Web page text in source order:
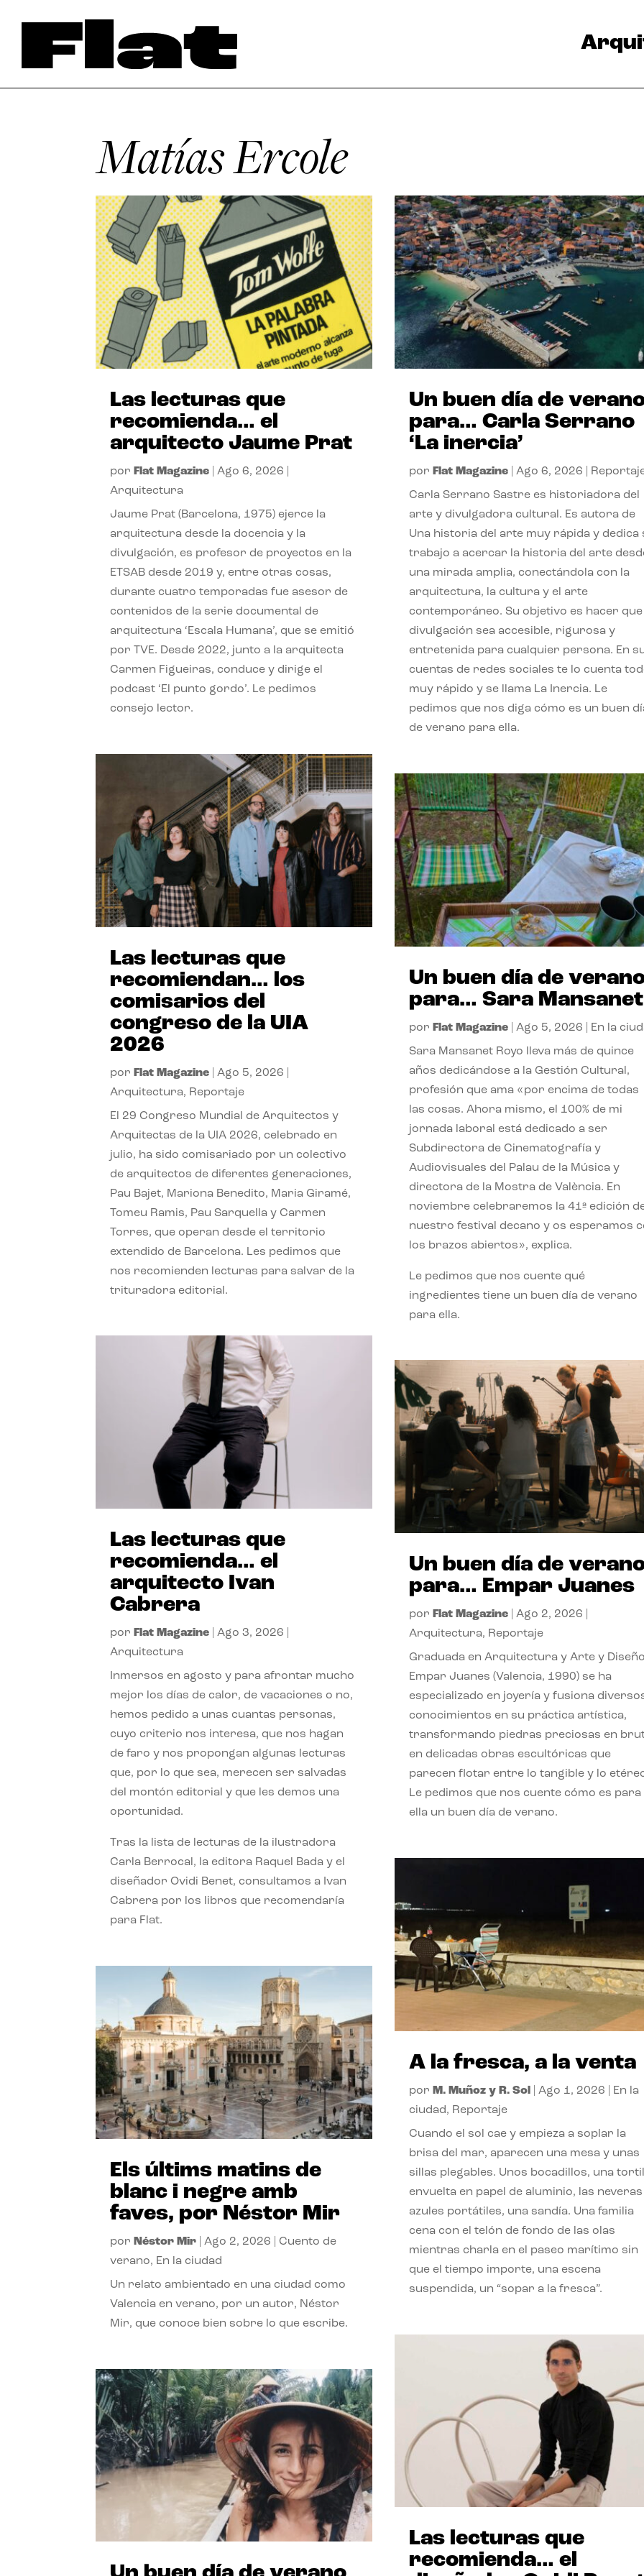
Matías Ercole
Las lecturas que
recomienda… el
arquitecto Jaume Prat
por Flat Magazine |Ago 6, 2026
Arquitectura
Jaume Prat (Barcelona, 1975) ejerce la
arquitectura desde la docencia y la
divulgación, es profesor de proyectos en la
ETSAB desde 2019 y, entre otras cosas,
durante cuatro temporadas fue asesor de
contenidos de la serie documental de
arquitectura ‘Escala Humana’, que se emitió
por TVE. Desde 2022, junto a la arquitecta
Carmen Figueiras, conduce y dirige el
podcast ‘El punto gordo’. Le pedimos
consejo lector.
Las lecturas que
recomiendan… los
comisarios del
congreso de la UIA
2026
por Flat Magazine |Ago 5, 2026
Arquitectura, Reportaje
El 29 Congreso Mundial de Arquitectos y
Arquitectas de la UIA 2026, celebrado en
julio, ha sido comisariado por un colectivo
de arquitectos de diferentes generaciones,
Pau Bajet, Mariona Benedito, Maria Giramé,
Tomeu Ramis, Pau Sarquella y Carmen
Torres, que operan desde el territorio
extendido de Barcelona. Les pedimos que
nos recomienden lecturas para salvar de la
trituradora editorial.
Las lecturas que
recomienda… el
arquitecto Ivan
Cabrera
por Flat Magazine |Ago 3, 2026
Arquitectura
Inmersos en agosto y para afrontar mucho
mejor los días de calor, de vacaciones o no,
hemos pedido a unas cuantas personas,
cuyo criterio nos interesa, que nos hagan
de faro y nos propongan algunas lecturas
que, por lo que sea, merecen ser salvadas
del montón editorial y que les demos una
oportunidad.
Tras la lista de lecturas de la ilustradora
Carla Berrocal, la editora Raquel Bada y el
diseñador Ovidi Benet, consultamos a Ivan
Cabrera por los libros que recomendaría
para Flat.
Els últims matins de
blanc i negre amb
faves, por Néstor Mir
por Néstor Mir |Ago 2, 2026 |Cuento de
verano, En la ciudad
Un relato ambientado en una ciudad como
Valencia en verano, por un autor, Néstor
Mir, que conoce bien sobre lo que escribe.
Un buen día de
para… Carla Serrano
‘La inercia’
por Flat Magazine| Ago 6, 2026
Carla Serrano Sastre es historiadora del
arte y divulgadora cultural. Es autora de
Una historia del arte muy rápida y dedica
trabajo a acercar la historia del arte
una mirada amplia, conectándola con la
arquitectura, la cultura y el arte
contemporáneo. Su objetivo es hacer que
divulgación sea accesible, rigurosa y
entretenida para cualquier persona. En
cuentas de redes sociales te lo cuenta
muy rápido y se llama La Inercia. Le
pedimos que nos diga cómo es un buen
de verano para ella.
Un buen día de
para… Sara Mansanet
por Flat Magazine| Ago 5, 2026 En la
Sara Mansanet Royo lleva más de quince
años dedicándose a la Gestión Cultural,
profesión que ama «por encima de todas
las cosas. Ahora mismo, el 100% de mi
jornada laboral está dedicado a ser
Subdirectora de Cinematografía y
Audiovisuales del Palau de la Música y
directora de la Mostra de València. En
noviembre celebraremos la 41ª edición
nuestro festival decano y os esperamos
los brazos abiertos», explica.
Le pedimos que nos cuente qué
ingredientes tiene un buen día de verano
para ella.
Un buen día de
para… Empar Juanes
por Flat Magazine| Ago 2, 2026
Arquitectura, Reportaje
Graduada en Arquitectura y Arte y
Empar Juanes (Valencia, 1990) se ha
especializado en joyería y fusiona
conocimientos en su práctica artística,
transformando piedras preciosas en
en delicadas obras escultóricas que
parecen flotar entre lo tangible y lo
Le pedimos que nos cuente cómo es para
ella un buen día de verano.
A la fresca, a la venta
por M. Muñoz y R. Sol Ago 1, 2026
En la
ciudad, Reportaje
Cuando el sol cae y empieza a soplar la
brisa del mar, aparecen una mesa y unas
sillas plegables. Unos bocadillos, una
envuelta en papel de aluminio, las neveras
azules portátiles, una sandía. Una familia
cena con el telón de fondo de las olas
mientras charla en el paseo marítimo sin
que el tiempo importe, una escena
suspendida, un “sopar a la fresca”.
Las lecturas que
recomienda… el